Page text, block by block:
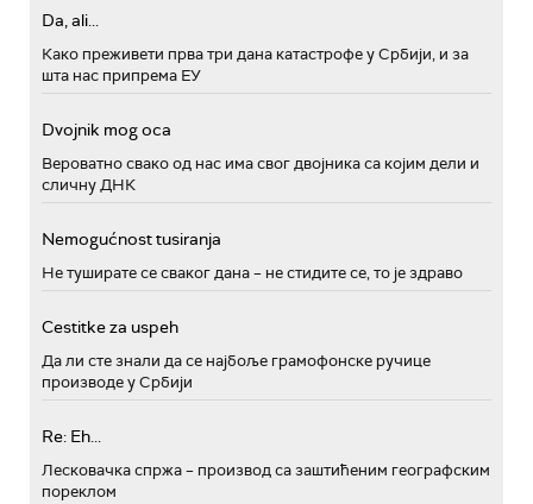
Da, ali...
Како преживети прва три дана катастрофе у Србији, и за
шта нас припрема ЕУ
Dvojnik mog oca
Вероватно свако од нас има свог двојника са којим дели и
сличну ДНК
Nemogućnost tusiranja
Не туширате се сваког дана – не стидите се, то је здраво
Cestitke za uspeh
Да ли сте знали да се најбоље грамофонске ручице
производе у Србији
Re: Eh...
Лесковачка спржа – производ са заштићеним географским
пореклом